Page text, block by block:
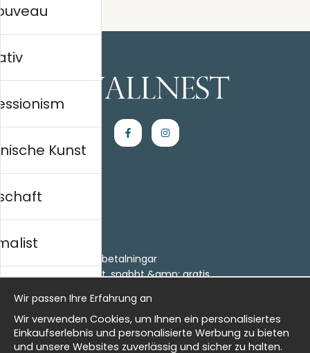
Einkaufen
Villkor
- Returer och återbetalningar
- Leverans - enkelt, snabbt &amp; gratis
Meine Favoriten
Information
Kunst
history
Wir passen Ihre Erfahrung an
Wir verwenden Cookies, um Ihnen ein personalisiertes
Einkaufserlebnis und personalisierte Werbung zu bieten
und unsere Websites zuverlässig und sicher zu halten.